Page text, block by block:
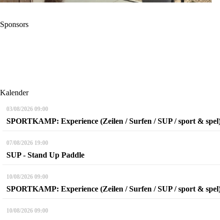
Sponsors
Kalender
03/08/2026 09:00
SPORTKAMP: Experience (Zeilen / Surfen / SUP / sport &
07/08/2026 19:00
SUP - Stand Up Paddle
10/08/2026 09:00
SPORTKAMP: Experience (Zeilen / Surfen / SUP / sport &
10/08/2026 09:00